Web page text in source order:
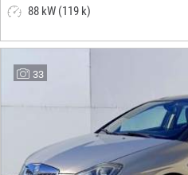
88 kW (119 k)
33